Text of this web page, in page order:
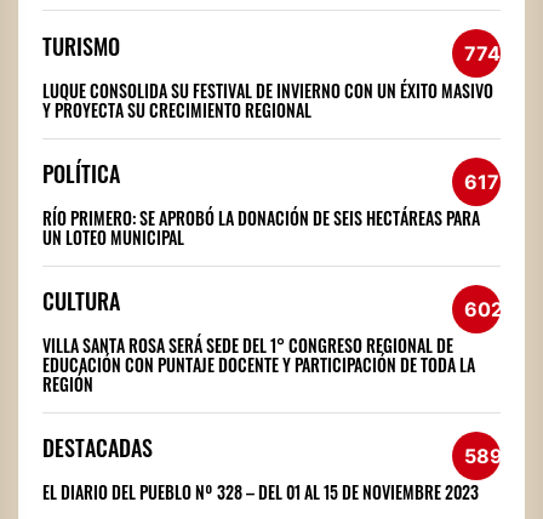
TURISMO 774
LUQUE CONSOLIDA SU FESTIVAL DE INVIERNO CON UN ÉXITO MASIVO
Y PROYECTA SU CRECIMIENTO REGIONAL
POLÍTICA 617
RÍO PRIMERO: SE APROBÓ LA DONACIÓN DE SEIS HECTÁREAS PARA
UN LOTEO MUNICIPAL
CULTURA 602
VILLA SANTA ROSA SERÁ SEDE DEL 1° CONGRESO REGIONAL DE
EDUCACIÓN CON PUNTAJE DOCENTE Y PARTICIPACIÓN DE TODA LA
REGIÓN
DESTACADAS 589
EL DIARIO DEL PUEBLO Nº 328 – DEL 01 AL 15 DE NOVIEMBRE 2023